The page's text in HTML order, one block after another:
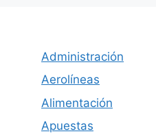
Administración
Aerolíneas
Alimentación
Apuestas